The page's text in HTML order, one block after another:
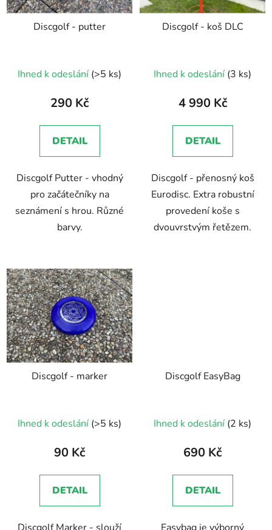
Discgolf - putter
hodnocení
produktu
5,0
z
hvězdiček.
Ihned k odeslání (>5 ks)
290 Kč
DETAIL
Discgolf Putter - vhodný
pro začátečníky na
seznámení s hrou. Různé
barvy.
Discgolf - koš DLC
hodnocení
produktu
5,0
z
hvězdiček.
Ihned k odeslání (3 ks)
4 990 Kč
DETAIL
Discgolf - přenosný koš
Eurodisc. Extra robustní
provedení koše s
dvouvrstvým řetězem.
Discgolf - marker
Ihned k odeslání (>5 ks)
90 Kč
DETAIL
Discgolf EasyBag
hodnocení
produktu
5,0
z
Ihned k odeslání (2 ks)
690 Kč
DETAIL